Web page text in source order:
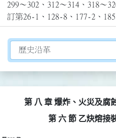
299～302、312～314、318～
訂第26-1、128-8、177-2、
切換選擇法規資訊內容
第 八 章 爆炸、火災及腐
第 六 節 乙炔熔接